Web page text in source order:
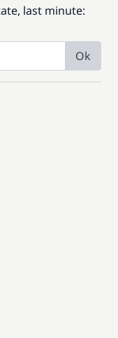
last minute:
Ok